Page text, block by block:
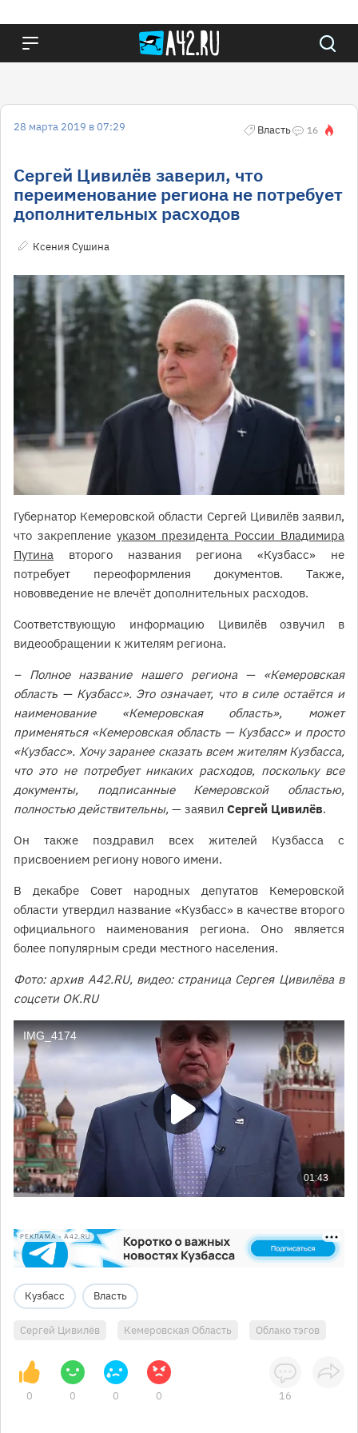
28 марта 2019 в 07:29 Власть 16
Сергей Цивилёв заверил, что
переименование региона не потребует
дополнительных расходов
Ксения Сушина
Губернатор Кемеровской области Сергей Цивилёв заявил,
что закрепление указом президента России Владимира
Путина второго названия региона «Кузбасс» не
потребует переоформления документов. Также,
нововведение не влечёт дополнительных расходов.
Соответствующую информацию Цивилёв озвучил в
видеообращении к жителям региона.
– Полное название нашего региона — «Кемеровская
область — Кузбасс». Это означает, что в силе остаётся и
наименование «Кемеровская область», может
применяться «Кемеровская область — Кузбасс» и просто
«Кузбасс». Хочу заранее сказать всем жителям Кузбасса,
что это не потребует никаких расходов, поскольку все
документы, подписанные Кемеровской областью,
полностью действительны, — заявил Сергей Цивилёв.
Он также поздравил всех жителей Кузбасса с
присвоением региону нового имени.
В декабре Совет народных депутатов Кемеровской
области утвердил название «Кузбасс» в качестве второго
официального наименования региона. Оно является
более популярным среди местного населения.
Фото: архив A42.RU, видео: страница Сергея Цивилёва в
соцсети OK.RU
РЕКЛАМА • A42.RU
Кузбасс Власть
Сергей Цивилёв Кемеровская Область Облако тэгов
0 0 0 0 16